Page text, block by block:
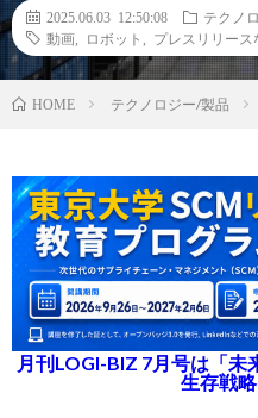
2025.06.03 12:50:08
テクノ
動画
ロボット プレスリリース
HOME テクノロジー/製品
月刊LOGI-BIZ 7月号は「未
生存戦